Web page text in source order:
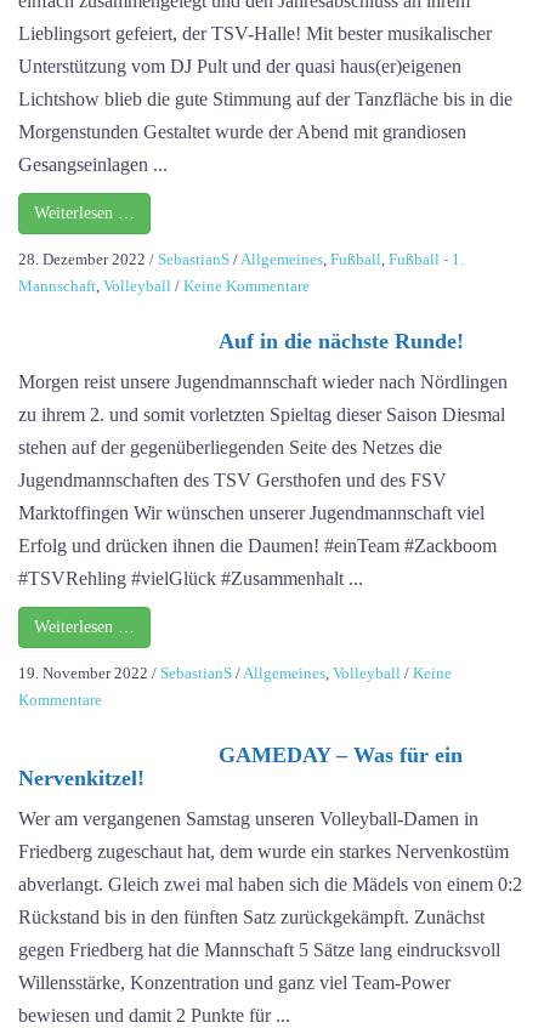
Lieblingsort gefeiert, der TSV-Halle! Mit bester musikalischer
Unterstützung vom DJ Pult und der quasi haus(er)eigenen
Lichtshow blieb die gute Stimmung auf der Tanzfläche bis in die
Morgenstunden Gestaltet wurde der Abend mit grandiosen
Gesangseinlagen ...
Weiterlesen …
28. Dezember 2022 / SebastianS /Allgemeines, Fußball, Fußball - 1.
Mannschaft, Volleyball / Keine Kommentarezu
DU
FRÖHLICHE
Auf in die nächste Runde!
Morgen reist unsere Jugendmannschaft wieder nach Nördlingen
zu ihrem 2. und somit vorletzten Spieltag dieser Saison Diesmal
stehen auf der gegenüberliegenden Seite des Netzes die
Jugendmannschaften des TSV Gersthofen und des FSV
Marktoffingen Wir wünschen unserer Jugendmannschaft viel
Erfolg und drücken ihnen die Daumen! #einTeam #Zackboom
#TSVRehling #vielGlück #Zusammenhalt ...
Weiterlesen …
19. November 2022 / SebastianS /Allgemeines, Volleyball / Keine
Kommentarezu
die
Runde!
GAMEDAY – Was für ein
Nervenkitzel!
Wer am vergangenen Samstag unseren Volleyball-Damen in
Friedberg zugeschaut hat, dem wurde ein starkes Nervenkostüm
abverlangt. Gleich zwei mal haben sich die Mädels von einem 0:2
Rückstand bis in den fünften Satz zurückgekämpft. Zunächst
gegen Friedberg hat die Mannschaft 5 Sätze lang eindrucksvoll
Willensstärke, Konzentration und ganz viel Team-Power
bewiesen und damit 2 Punkte für ...